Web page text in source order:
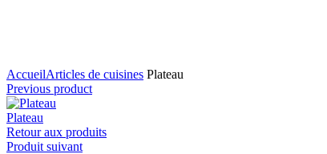
AccueilArticles de cuisines Plateau
Previous product
Plateau
Retour aux produits
Produit suivant